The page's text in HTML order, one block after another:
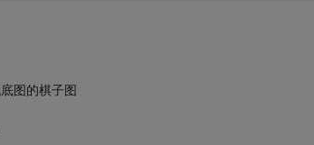
图的棋子图